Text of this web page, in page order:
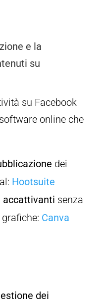
e la
su
su Facebook
online che
dei
Hootsuite
accattivanti senza
Canva
dei